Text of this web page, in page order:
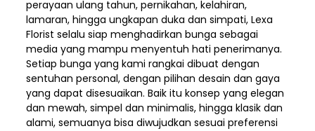
perayaan ulang tahun, pernikahan, kelahiran,
lamaran, hingga ungkapan duka dan simpati, Lexa
Florist selalu siap menghadirkan bunga sebagai
media yang mampu menyentuh hati penerimanya.
Setiap bunga yang kami rangkai dibuat dengan
sentuhan personal, dengan pilihan desain dan gaya
yang dapat disesuaikan. Baik itu konsep yang elegan
dan mewah, simpel dan minimalis, hingga klasik dan
alami, semuanya bisa diwujudkan sesuai preferensi